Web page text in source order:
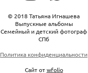
© 2018 Татьяна Игнашева
Выпускные альбомы
Семейный и детский фотограф
СПб
Политика конфиденциальности
Сайт отwfolio